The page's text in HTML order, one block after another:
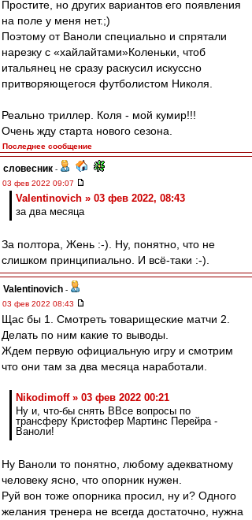
Простите, но других вариантов его появления
на поле у меня нет.;)
Поэтому от Ваноли специально и спрятали
нарезку с «хайлайтами»Коленьки, чтоб
итальянец не сразу раскусил искуссно
притворяющегося футболистом Николя.
Реально триллер. Коля - мой кумир!!!
Очень жду старта нового сезона.
Последнее сообщение
словесник -
03 фев 2022 09:07
Valentinovich » 03 фев 2022, 08:43
за два месяца
За полтора, Жень :-). Ну, понятно, что не
слишком принципиально. И всё-таки :-).
Valentinovich -
03 фев 2022 08:43
Щас бы 1. Смотреть товарищеские матчи 2.
Делать по ним какие то выводы.
Ждем первую официальную игру и смотрим
что они там за два месяца наработали.
Nikodimoff » 03 фев 2022 00:21
Ну и, что-бы снять ВВсе вопросы по
трансферу Кристофер Мартинс Перейра -
Ваноли!
Ну Ваноли то понятно, любому адекватному
человеку ясно, что опорник нужен.
Руй вон тоже опорника просил, ну и? Одного
желания тренера не всегда достаточно, нужна